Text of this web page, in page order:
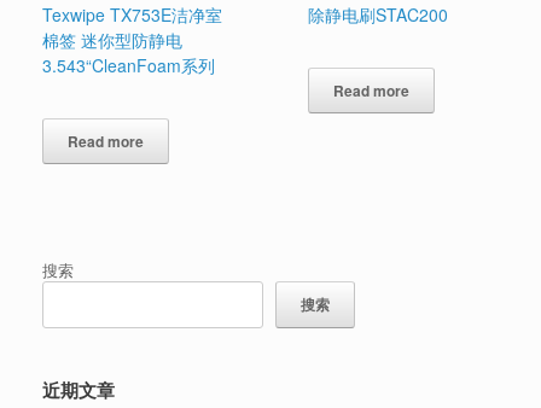
Texwipe TX753E洁净室
棉签 迷你型防静电
3.543“CleanFoam系列
Read more
除静电刷STAC200
Read more
搜索
搜索
近期文章